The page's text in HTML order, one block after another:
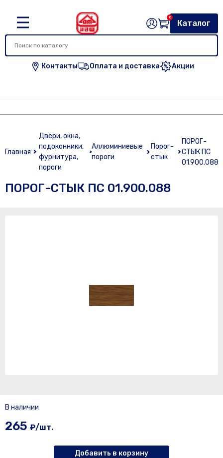
Контакты Оплата и доставка Акции
Каталог
0
Главная
Двери, окна,
подоконники,
фурнитура,
пороги
Аллюминиевые
пороги
Порог-
стык
ПОРОГ-
СТЫК ПС
01.900.088
ПОРОГ-СТЫК ПС 01.900.088
В наличии
265 ₽/шт.
Добавить в корзину